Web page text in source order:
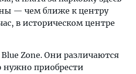
— чем ближе к центру
в историческом центре
Zone. Они различаются
нужно приобрести